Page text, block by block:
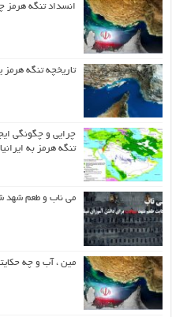
انسداد تنگه هرمز
تاریخچه تنگه هرمز
چرایی و چگونگی
تنگه هرمز به
می ناب و طعم شهد
مین ، آب و چه